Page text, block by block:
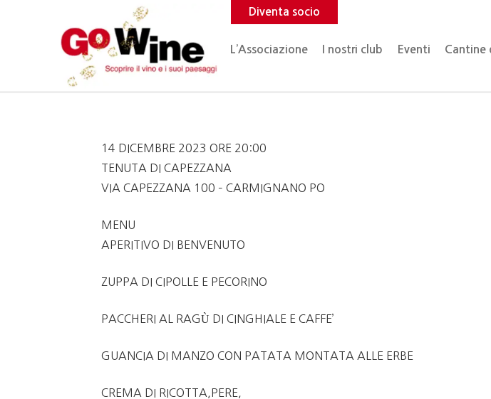
Diventa socio
L’Associazione I nostri club Eventi Cantine
14 DICEMBRE 2023 ORE 20:00
TENUTA DI CAPEZZANA
VIA CAPEZZANA 100 – CARMIGNANO PO
MENU
APERITIVO DI BENVENUTO
ZUPPA DI CIPOLLE E PECORINO
PACCHERI AL RAGÙ DI CINGHIALE E CAFFE’
GUANCIA DI MANZO CON PATATA MONTATA ALLE ERBE
CREMA DI RICOTTA,PERE,